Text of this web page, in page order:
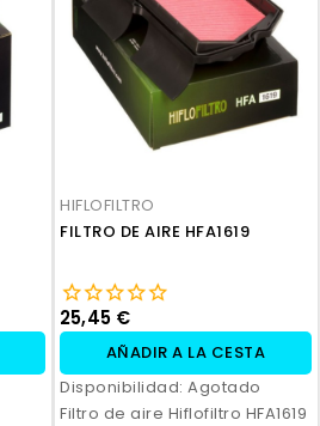
HIFLOFILTRO
FILTRO DE AIRE HFA1619
25,45 €
AÑADIR A LA CESTA
Disponibilidad: Agotado
Filtro de aire Hiflofiltro HFA1619